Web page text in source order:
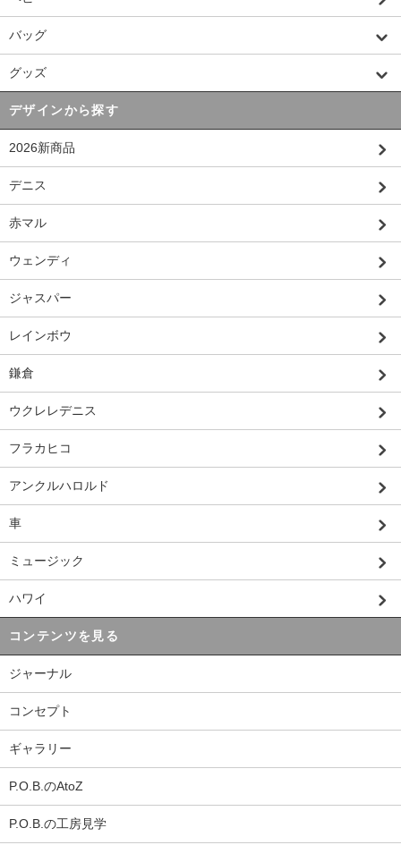
バッグ
グッズ
デザインから探す
2026新商品
デニス
赤マル
ウェンディ
ジャスパー
レインボウ
鎌倉
ウクレレデニス
フラカヒコ
アンクルハロルド
車
ミュージック
ハワイ
コンテンツを見る
ジャーナル
コンセプト
ギャラリー
P.O.B.のAtoZ
P.O.B.の工房見学